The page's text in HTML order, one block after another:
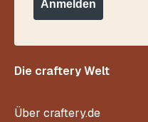
Die craftery Welt
Über craftery.de
Anmelden